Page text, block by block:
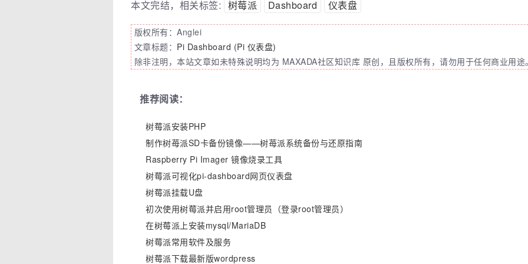
本文完结，相关标签: 树莓派 Dashboard 仪表盘
版权所有：Anglei
文章标题： Pi Dashboard (Pi 仪表盘)
除非注明，本站文章如未特殊说明均为 MAXADA社区知识库 原创，且版权所有，请勿用于任何商业用途
推荐阅读：
树莓派安装PHP
制作树苺派SD卡备份镜像——树苺派系统备份与还原指南
Raspberry Pi Imager 镜像烧录工具
树莓派可视化pi-dashboard网页仪表盘
树莓派挂载U盘
初次使用树莓派并启用root管理员（登录root管理员）
在树莓派上安装mysql/MariaDB
树莓派常用软件及服务
树莓派下载最新版wordpress